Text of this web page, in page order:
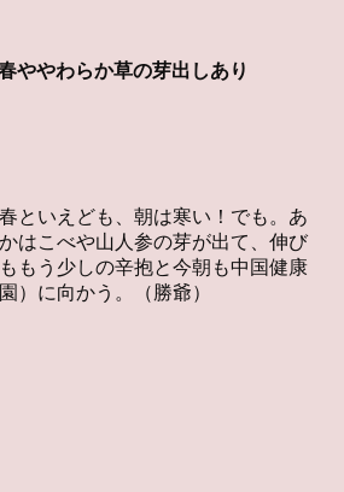
ややわらか草の芽出しあり
といえども、朝は寒い！でも。あ
はこべや山人参の芽が出て、伸び
もう少しの辛抱と今朝も中国健康
）に向かう。（勝爺）